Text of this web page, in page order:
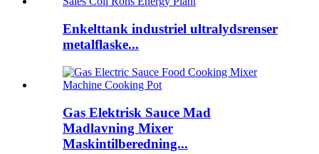
Enkelttank industriel ultralydsrenser
metalflaske...
Gas Elektrisk Sauce Mad
Madlavning Mixer
Maskintilberedning...